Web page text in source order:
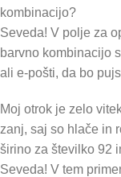
kombinacijo?
Seveda! V polje za
barvno kombinacijo
ali e-pošti, da bo
Moj otrok je zelo
zanj, saj so hlače in
širino za številko 92
Seveda! V tem